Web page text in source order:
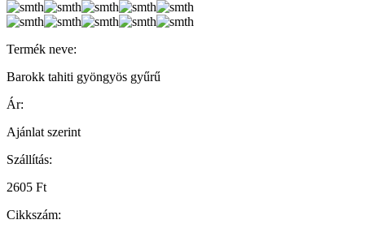
Termék neve:
Barokk tahiti gyöngyös gyűrű
Ár:
Ajánlat szerint
Szállítás:
2605 Ft
Cikkszám: